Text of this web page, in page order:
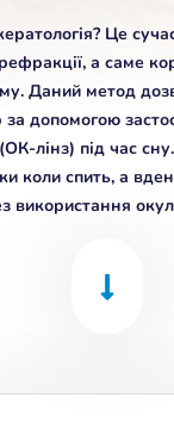
Це
а саме
Даний метод
за допомогою
лінз) під час
коли спить, а
використання